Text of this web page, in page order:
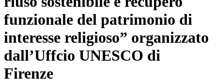
funzionale del patrimonio di
interesse religioso” organizzato
dall’Uffcio UNESCO di
Firenze